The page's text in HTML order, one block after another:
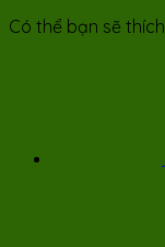
Có thể bạn sẽ thích